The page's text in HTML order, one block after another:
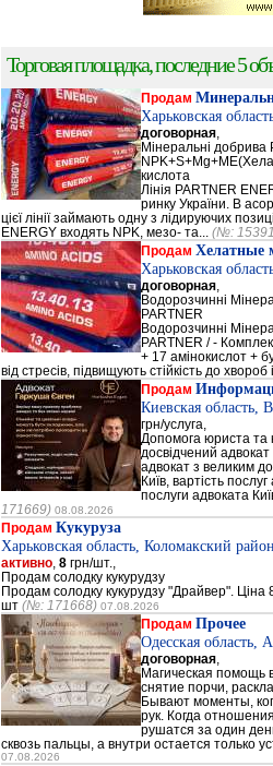
Торговая площадка, последние 5
Продам
Харьковская
договорная
Мінеральні добрива
кислота
Лінія PARTNER
ринку України. В
цієї лінії займають одну з лідируючих
ENERGY входять NPK, мезо- та... (№:
Продам Хелатные
Харьковская
договорная
Водорозчинні
PARTNER
Водорозчинні
PARTNER / -
+ 17 амінокислот +
від стресів, підвищують стійкість до хвороб
Продам
Киевская область,
грн/услуга,
Допомога юриста та
досвідчений
адвокат з великим
Київ, вартість
послуги адвоката
171669) 08.08.2026
Продам Кукуруза
Харьковская область, Коломакский
активно 8 грн/шт.,
Продам солодку кукурудзу
Продам солодку кукурудзу "Драйвер". Ціна
шт (№: 171668) 07.08.2026
Продам Прочее
Одесская область,
договорная
Магическая помощь
снятие порчи,
Бывают моменты,
рук. Когда
рушатся за один
сквозь пальцы, а внутри остается только
07.08.2026